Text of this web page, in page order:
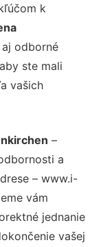
k
odborné
ste mali
vašich
–
a
– www.i-
vám
jednanie
vašej